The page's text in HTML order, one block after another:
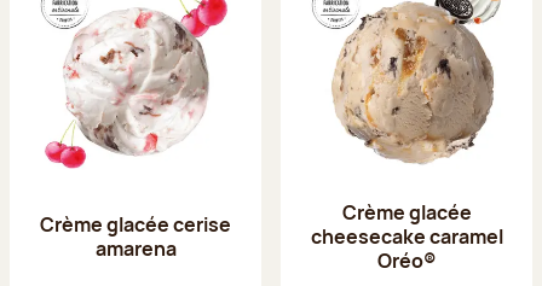
Crème glacée cerise
amarena
Crème glacée
cheesecake caramel
Oréo®